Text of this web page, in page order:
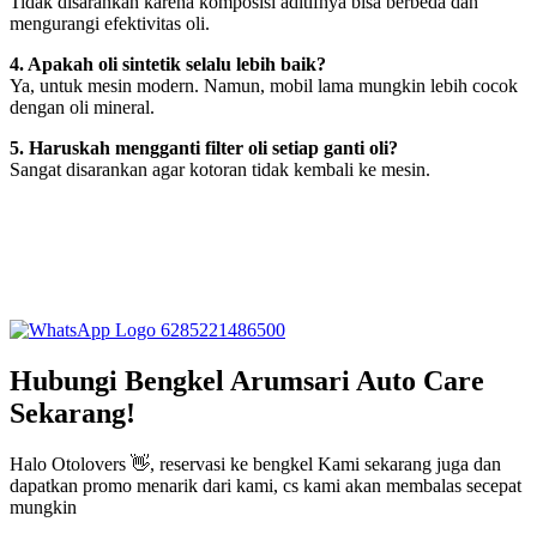
mengurangi efektivitas oli.
4. Apakah oli sintetik selalu lebih baik?
Ya, untuk mesin modern. Namun, mobil lama mungkin lebih cocok
dengan oli mineral.
5. Haruskah mengganti filter oli setiap ganti oli?
Sangat disarankan agar kotoran tidak kembali ke mesin.
6285221486500
Hubungi Bengkel Arumsari Auto Care
Sekarang!
Halo Otolovers 👋, reservasi ke bengkel Kami sekarang juga dan
dapatkan promo menarik dari kami, cs kami akan membalas secepat
mungkin